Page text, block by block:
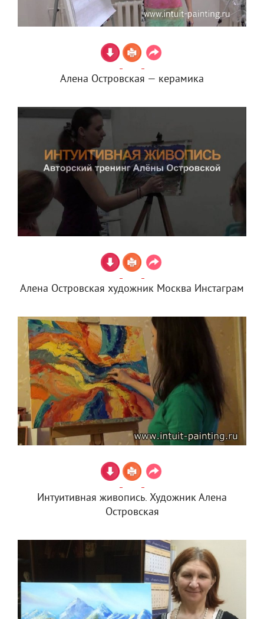
Алена Островская — керамика
Алена Островская художник Москва Инстаграм
Интуитивная живопись. Художник Алена
Островская